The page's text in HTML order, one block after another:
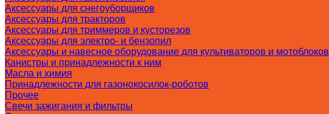
Аксессуары для снегоуборщиков
Аксессуары для тракторов
Аксессуары для триммеров и кусторезов
Аксессуары для электро- и бензопил
Аксессуары и навесное оборудование для культиваторов и мотоблоков
Канистры и принадлежности к ним
Масла и химия
Принадлежности для газонокосилок-роботов
Прочее
Свечи зажигания и фильтры